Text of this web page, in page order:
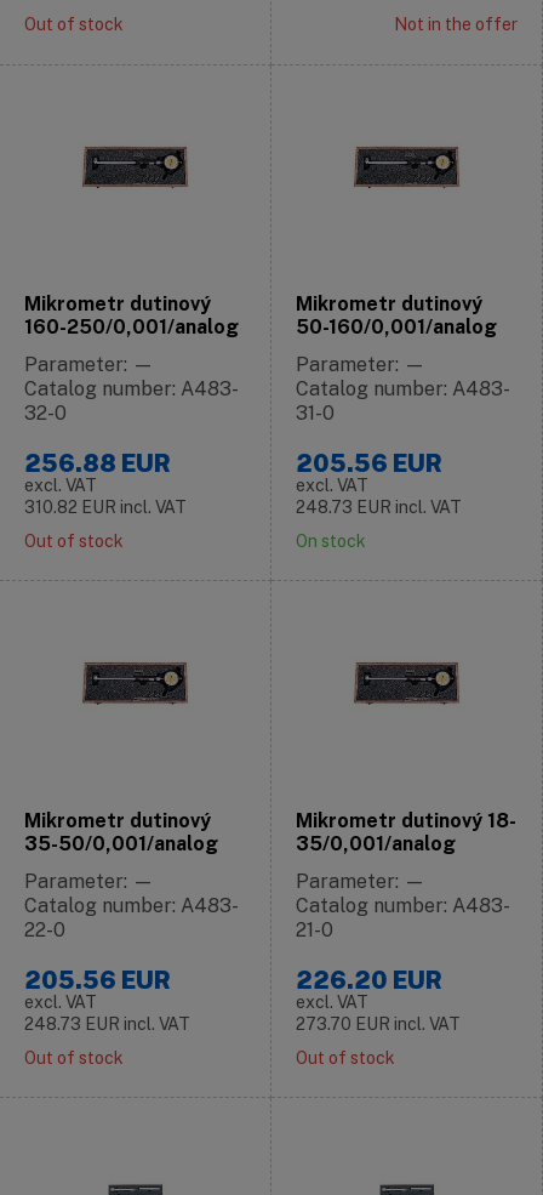
Out of stock
Not in the offer
Mikrometr dutinový
160-250/0,001/analog
Parameter: —
Catalog number: A483-
32-0
256.88 EUR
excl. VAT
310.82 EUR incl. VAT
Out of stock
Mikrometr dutinový
50-160/0,001/analog
Parameter: —
Catalog number: A483-
31-0
205.56 EUR
excl. VAT
248.73 EUR incl. VAT
On stock
Mikrometr dutinový
35-50/0,001/analog
Parameter: —
Catalog number: A483-
22-0
205.56 EUR
excl. VAT
248.73 EUR incl. VAT
Out of stock
Mikrometr dutinový 18-
35/0,001/analog
Parameter: —
Catalog number: A483-
21-0
226.20 EUR
excl. VAT
273.70 EUR incl. VAT
Out of stock